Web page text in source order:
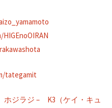
tategamit
ジラジ – K3（ケイ・キュ